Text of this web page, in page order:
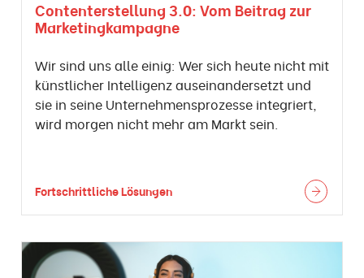
Contenterstellung 3.0: Vom Beitrag zur
Marketingkampagne
Wir sind uns alle einig: Wer sich heute nicht mit
künstlicher Intelligenz auseinandersetzt und
sie in seine Unternehmensprozesse integriert,
wird morgen nicht mehr am Markt sein.
Fortschrittliche Lösungen